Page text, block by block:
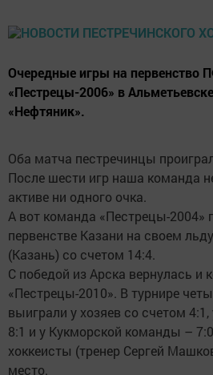
Очередные игры на первенство
«Пестрецы-2006» в
«Нефтяник».
Оба матча пестречинцы
После шести игр наша команда
активе ни одного очка.
А вот команда «Пестрецы-2004»
первенстве Казани на своем
(Казань) со счетом 14:4.
С победой из Арска вернулась и
«Пестрецы-2010». В турнире
выиграли у хозяев со счетом
8:1 и у Кукморской команды –
хоккеисты (тренер Сергей
место.